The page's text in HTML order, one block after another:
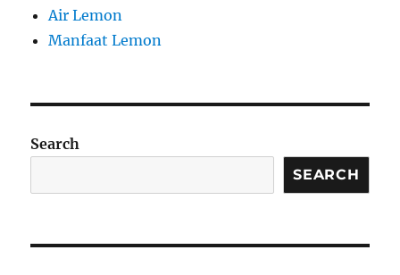
Air Lemon
Manfaat Lemon
Search
SEARCH